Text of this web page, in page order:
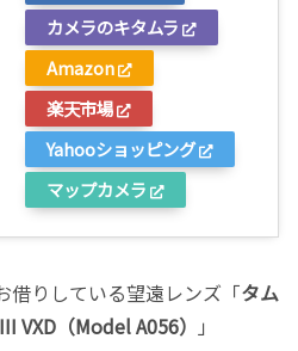
カメラのキタムラ
Amazon
楽天市場
Yahooショッピング
マップカメラ
借りしている望遠レンズ「タム
VXD（Model A056） 」